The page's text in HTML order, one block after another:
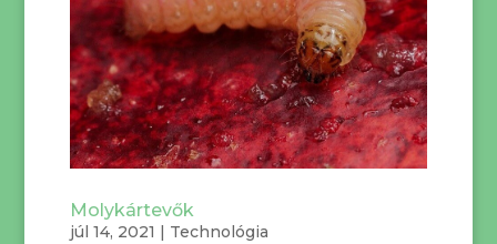
Molykártevők
júl 14, 2021 Technológia